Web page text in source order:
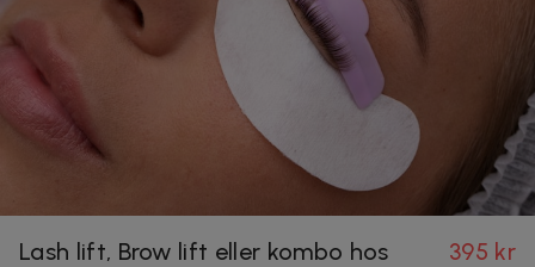
Lash lift, Brow lift eller kombo hos
395 kr